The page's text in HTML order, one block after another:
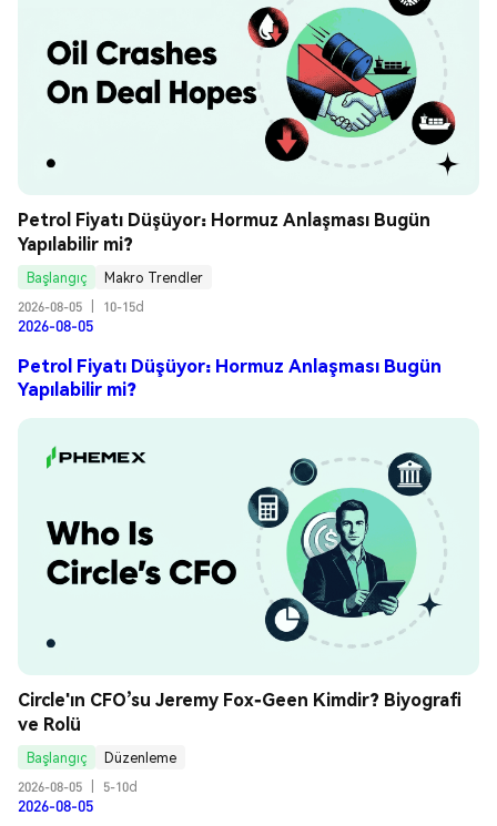
Petrol Fiyatı Düşüyor: Hormuz Anlaşması Bugün
Yapılabilir mi?
Başlangıç
Makro Trendler
2026-08-05
10-15d
2026-08-05
Petrol Fiyatı Düşüyor: Hormuz Anlaşması Bugün
Yapılabilir mi?
Circle'ın CFO’su Jeremy Fox-Geen Kimdir? Biyografi
ve Rolü
Başlangıç
Düzenleme
2026-08-05
5-10d
2026-08-05